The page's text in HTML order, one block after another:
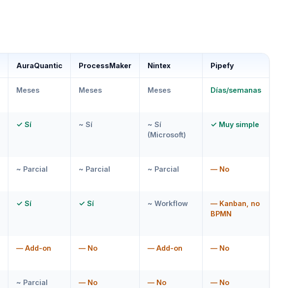
AuraQuantic ProcessMaker Nintex Pipefy
Meses Meses Meses Días/semanas
✓ Sí ~ Sí
~ Sí
(Microsoft)
✓ Muy simple
~ Parcial ~ Parcial ~ Parcial — No
✓ Sí ✓ Sí ~ Workflow
— Kanban, no
BPMN
— Add-on — No — Add-on — No
~ Parcial
— No — No — No